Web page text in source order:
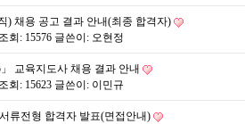
) 채용 공고 결과 안내(최종 합격자)
조회: 15576 글쓴이: 오현정
교육지도사 채용 결과 안내
조회: 15623 글쓴이: 이민규
류전형 합격자 발표(면접안내)